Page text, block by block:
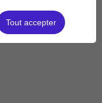
Tout accepter